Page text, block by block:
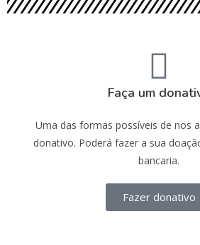
Faça um
Uma das formas possíveis de nos
donativo. Poderá fazer a sua
bancaria.
Fazer donativo